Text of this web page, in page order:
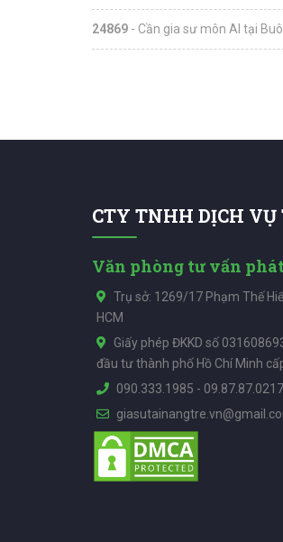
24869 - Cần gia sư môn AI tại
CTY TNHH DỊCH VỤ
Văn phòng tư vấn
Trụ sở: 1269/17 Phạm Thế
HCM
Giấy phép ĐKKD số
đầu tư thành phố Hồ Chí Minh
090.333.1985 - 09.87.87.0217